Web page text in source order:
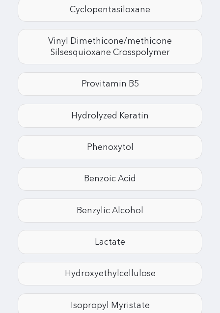
Cyclopentasiloxane
Vinyl Dimethicone/methicone
Silsesquioxane Crosspolymer
Provitamin B5
Hydrolyzed Keratin
Phenoxytol
Benzoic Acid
Benzylic Alcohol
Lactate
Hydroxyethylcellulose
Isopropyl Myristate